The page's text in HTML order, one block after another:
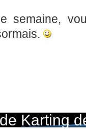
semaine,
Karting